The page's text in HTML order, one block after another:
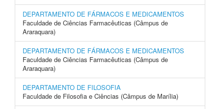
DEPARTAMENTO DE FÁRMACOS E MEDICAMENTOS
Faculdade de Ciências Farmacêuticas (Câmpus de
Araraquara)
DEPARTAMENTO DE FÁRMACOS E MEDICAMENTOS
Faculdade de Ciências Farmacêuticas (Câmpus de
Araraquara)
DEPARTAMENTO DE FILOSOFIA
Faculdade de Filosofia e Ciências (Câmpus de Marília)